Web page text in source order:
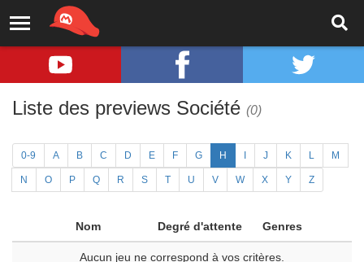
Liste des previews Société (0)
0-9 A B C D E F G H J K L M
N O P Q R S T U V W X Y Z
Nom Degré d'attente Genres
Aucun jeu ne correspond à vos critères.